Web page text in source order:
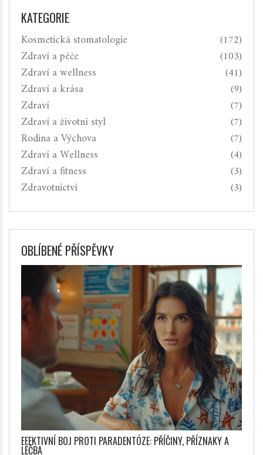
KATEGORIE
Kosmetická stomatologie (172)
Zdraví a péče (103)
Zdraví a wellness (41)
Zdraví a krása (9)
Zdraví (7)
Zdraví a životní styl (7)
Rodina a Výchova (7)
Zdraví a Wellness (4)
Zdraví a fitness (3)
Zdravotnictví (3)
OBLÍBENÉ PŘÍSPĚVKY
EFEKTIVNÍ BOJ PROTI PARADENTÓZE: PŘÍČINY, PŘÍZNAKY A
LÉČBA